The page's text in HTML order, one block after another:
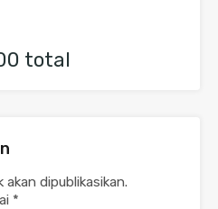
total
dipublikasikan.
*